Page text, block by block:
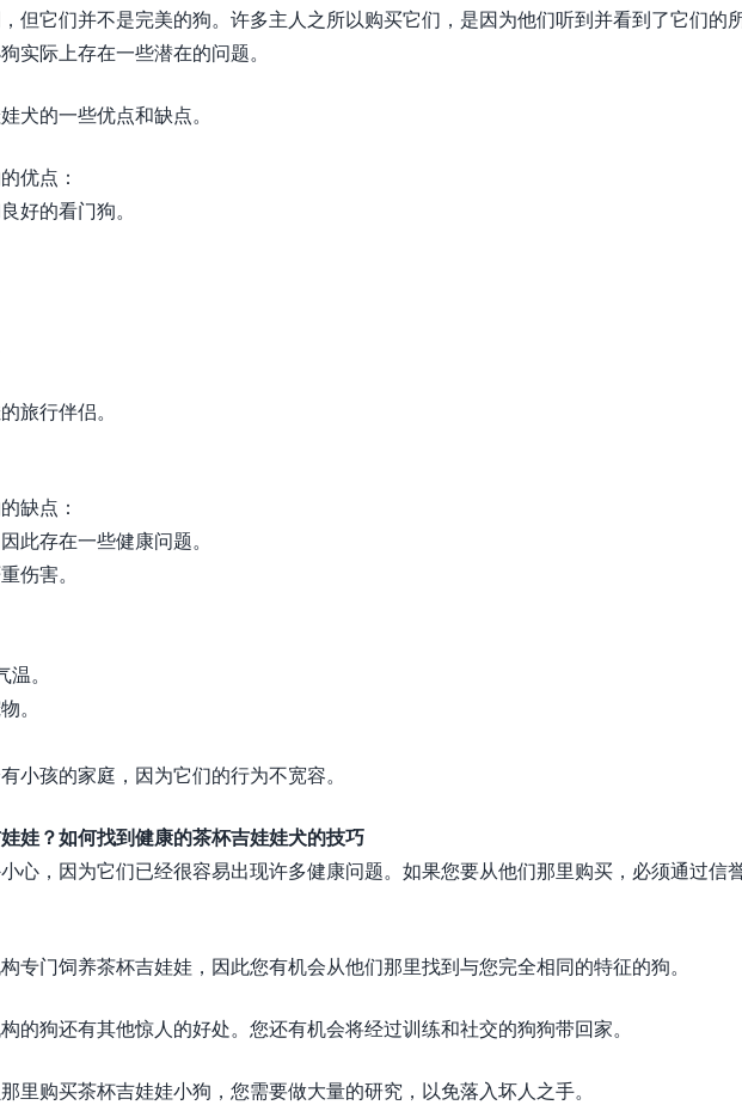
但它们并不是完美的狗。许多主人之所以购买它们，是因为他们听到并看到了它们的
实际上存在一些潜在的问题。
犬的一些优点和缺点。
优点：
好的看门狗。
旅行伴侣。
缺点：
此存在一些健康问题。
伤害。
。
。
小孩的家庭，因为它们的行为不宽容。
娃？如何找到健康的茶杯吉娃娃犬的技巧
心，因为它们已经很容易出现许多健康问题。如果您要从他们那里购买，必须通过信
专门饲养茶杯吉娃娃，因此您有机会从他们那里找到与您完全相同的特征的狗。
的狗还有其他惊人的好处。您还有机会将经过训练和社交的狗狗带回家。
里购买茶杯吉娃娃小狗，您需要做大量的研究，以免落入坏人之手。